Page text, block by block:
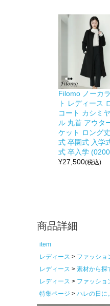
Filomo ノーカ
ト レディース
コート カシミ
ル 丸首 アウタ
ケット ロング
式 卒園式 入学
式 卒入学
¥27,500(税込)
商品詳細
item
レディース
ファッショ
レディース
素材から探
レディース
ファッショ
特集ページ
ハレの日に